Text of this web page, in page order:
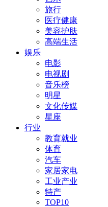
旅行
医疗健康
美容护肤
高端生活
娱乐
电影
电视剧
音乐榜
明星
文化传媒
星座
行业
教育就业
体育
汽车
家居家电
工业产业
特产
TOP10